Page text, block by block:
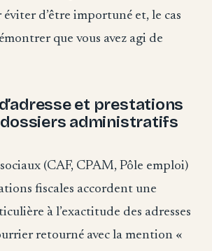
d’être importuné et, le cas
que vous avez agi de
et prestations
administratifs
(CAF, CPAM, Pôle emploi)
fiscales accordent une
à l’exactitude des adresses
retourné avec la mention «